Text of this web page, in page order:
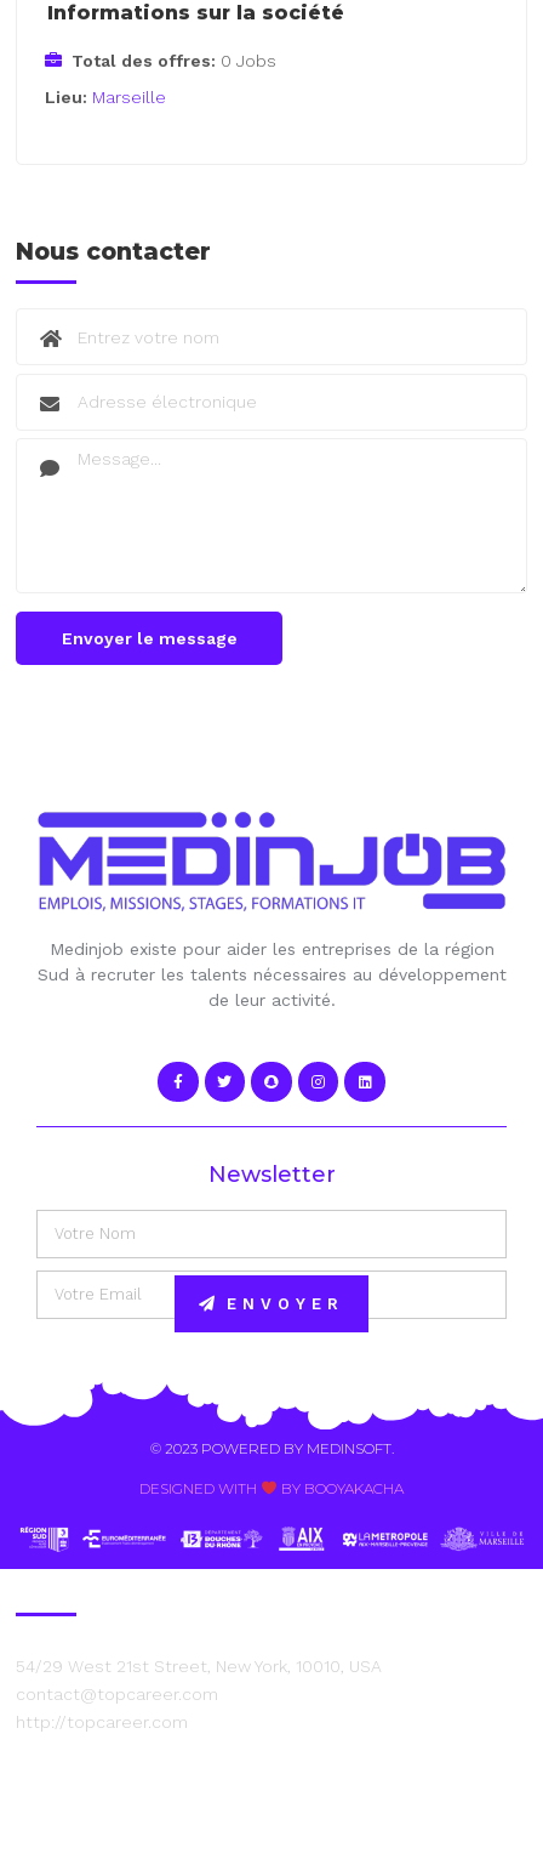
Informations sur la société
Total des offres: 0 Jobs
Lieu: Marseille
Nous contacter
Envoyer le message
Medinjob existe pour aider les entreprises de la région
Sud à recruter les talents nécessaires au développement
de leur activité.
Newsletter
ENVOYER
© 2023 POWERED BY MEDINSOFT.
DESIGNED WITH BY BOOYAKACHA​
54/29 West 21st Street, New York, 10010, USA
contact@topcareer.com
http://topcareer.com